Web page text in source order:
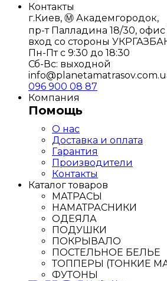
Контакты
г.Киев, Ⓜ️ Академгородок,
пр-т Палладина 18/30, офис
вход со стороны
Пн-Пт с 9:30 до 18:30
Сб-Вс: выходной
096 900 08 87
Компания
Помощь
О нас
Доставка и оплата
Гарантия
Производители
Контакты
Каталог товаров
МАТРАСЫ
НАМАТРАСНИКИ
ОДЕЯЛА
ПОДУШКИ
ПОКРЫВАЛО
ПОСТЕЛЬНОЕ БЕЛЬЕ
ТОППЕРЫ (ТОНКИЕ
ФУТОНЫ